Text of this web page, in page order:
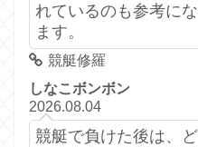
れているのも参考に
ます。
競艇修羅
しなこボンボン
2026.08.04
競艇で負けた後は、